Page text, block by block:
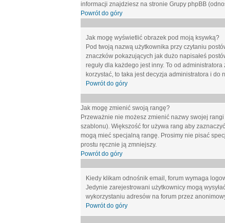
informacji znajdziesz na stronie Grupy phpBB
Powrót do góry
Jak mogę wyświetlić obrazek pod moją ksywką?
Pod twoją nazwą użytkownika przy czytaniu
znaczków pokazujących jak dużo napisałeś
reguły dla każdego jest inny. To od
korzystać, to taka jest decyzja administratora i
Powrót do góry
Jak mogę zmienić swoją rangę?
Przeważnie nie możesz zmienić nazwy swojej
szablonu). Większość for używa rang aby
mogą mieć specjalną rangę. Prosimy nie pisać
prostu ręcznie ją zmniejszy.
Powrót do góry
Kiedy klikam odnośnik email, forum wymaga
Jedynie zarejestrowani użytkownicy mogą
wykorzystaniu adresów na forum przez
Powrót do góry